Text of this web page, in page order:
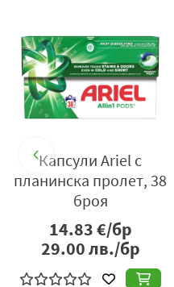
Капсули Ariel с
планинска пролет, 38
броя
14.83€/бр
29.00лв./бр